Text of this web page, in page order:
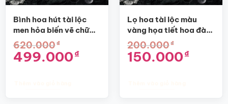
Bình hoa hút tài lộc
men hỏa biến vẽ chữ
Nhân SG-BH03
620.000₫
Giá
gốc
499.000₫Giá
hiện
Lọ hoa tài lộc màu
vàng họa tiết hoa đào
dáng bom SG-BH57
200.000₫
Giá
gốc
150.000₫Giá
hiện